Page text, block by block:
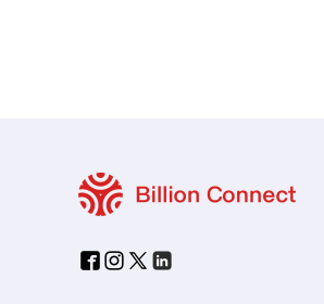
-「データローミング」をオン
い。